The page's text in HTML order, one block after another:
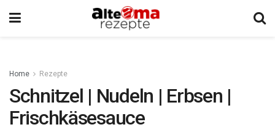
Home Rezepte
Schnitzel | Nudeln | Erbsen |
Frischkäsesauce